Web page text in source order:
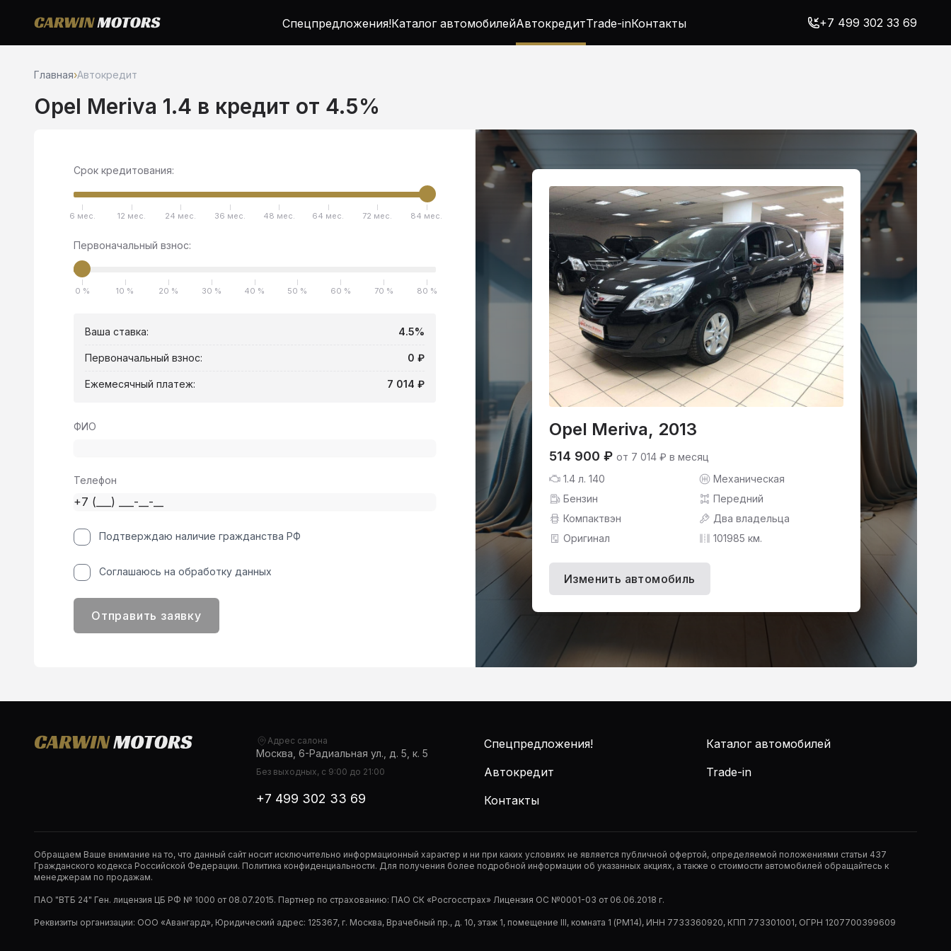
Спецпредложения!Каталог автомобилейАвтокредитTrade-inКонтакты +7 499 302 33 69
Главная›Автокредит
Opel Meriva 1.4 в кредит от 4.5%
Opel Meriva, 2013
514 900 ₽ от 7 014 ₽ в месяц
1.4 л. 140
Механическая
Бензин
Передний
Компактвэн
Два владельца
Оригинал
101985 км.
Изменить автомобиль
Срок кредитования:
6 мес. 12 мес. 24 мес. 36 мес. 48 мес. 64 мес. 72 мес. 84 мес.
Первоначальный взнос:
0 % 10 % 20 % 30 % 40 % 50 % 60 % 70 % 80 %
Ваша ставка: 4.5%
Первоначальный взнос: 0 ₽
Ежемесячный платеж: 7 014 ₽
ФИО
Телефон
Подтверждаю наличие гражданства РФ
Соглашаюсь на обработку данных
Отправить заявку
Адрес салона
Москва, 6-Радиальная ул., д. 5, к. 5
Без выходных, с 9:00 до 21:00
+7 499 302 33 69
Спецпредложения!
Каталог автомобилей
Автокредит
Trade-in
Контакты
Обращаем Ваше внимание на то, что данный сайт носит исключительно информационный характер и ни при каких условиях не является публичной офертой, определяемой положениями статьи 437
Гражданского кодекса Российской Федерации. Политика конфиденциальности. Для получения более подробной информации об указанных акциях, а также о стоимости автомобилей обращайтесь к
менеджерам по продажам.
ПАО "ВТБ 24" Ген. лицензия ЦБ РФ № 1000 от 08.07.2015. Партнер по страхованию: ПАО СК «Росгосстрах» Лицензия ОС №0001-03 от 06.06.2018 г.
Реквизиты организации: ООО «Авангард», Юридический адрес: 125367, г. Москва, Врачебный пр., д. 10, этаж 1, помещение III, комната 1 (РМ14), ИНН 7733360920, КПП 773301001, ОГРН 1207700399609